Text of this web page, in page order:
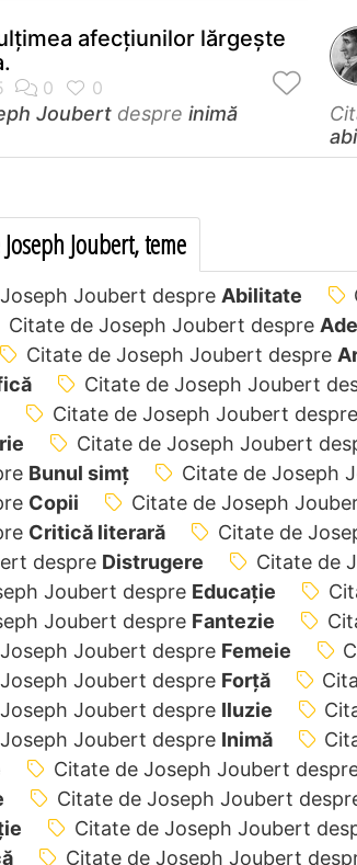
afecţiunilor lărgeşte
Joubert despre inimă
Joubert, teme
Joubert despre Abilitate
Citate de Joseph Joubert despre
Citate de Joseph Joubert despre
Citate de Joseph Joubert
Citate de Joseph Joubert despre
Citate de Joseph Joubert
Bunul simț Citate de Joseph
Copii Citate de Joseph
Critică literară Citate de
despre Distrugere Citate de
Joubert despre Educație
Joubert despre Fantezie
Joubert despre Femeie
Joubert despre Forță
Joubert despre Iluzie
Joubert despre Inimă
Citate de Joseph Joubert
Citate de Joseph Joubert
Citate de Joseph Joubert
Citate de Joseph Joubert